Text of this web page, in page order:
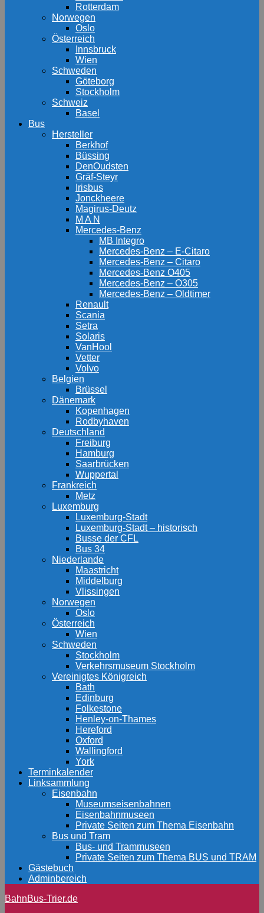
Rotterdam
Norwegen
Oslo
Österreich
Innsbruck
Wien
Schweden
Göteborg
Stockholm
Schweiz
Basel
Bus
Hersteller
Berkhof
Büssing
DenOudsten
Gräf-Steyr
Irisbus
Jonckheere
Magirus-Deutz
M A N
Mercedes-Benz
MB Integro
Mercedes-Benz – E-Citaro
Mercedes-Benz – Citaro
Mercedes-Benz O405
Mercedes-Benz – O305
Mercedes-Benz – Oldtimer
Renault
Scania
Setra
Solaris
VanHool
Vetter
Volvo
Belgien
Brüssel
Dänemark
Kopenhagen
Rodbyhaven
Deutschland
Freiburg
Hamburg
Saarbrücken
Wuppertal
Frankreich
Metz
Luxemburg
Luxemburg-Stadt
Luxemburg-Stadt – historisch
Busse der CFL
Bus 34
Niederlande
Maastricht
Middelburg
Vlissingen
Norwegen
Oslo
Österreich
Wien
Schweden
Stockholm
Verkehrsmuseum Stockholm
Vereinigtes Königreich
Bath
Edinburg
Folkestone
Henley-on-Thames
Hereford
Oxford
Wallingford
York
Terminkalender
Linksammlung
Eisenbahn
Museumseisenbahnen
Eisenbahnmuseen
Private Seiten zum Thema Eisenbahn
Bus und Tram
Bus- und Trammuseen
Private Seiten zum Thema BUS und TRAM
Gästebuch
Adminbereich
BahnBus-Trier.de